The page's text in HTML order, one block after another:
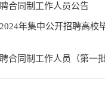
合同制工作人员公告
年集中公开招聘高校
合同制工作人员（第一